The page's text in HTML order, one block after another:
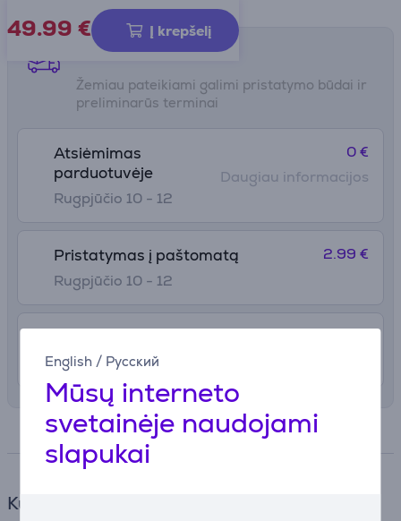
English / Русский
Mūsų interneto
svetainėje naudojami
slapukai
• Perdavimo dažnis – 1,8 GHz
49.99 € Į krepšelį
Pristatymo būdai
Žemiau pateikiami galimi pristatymo būdai ir
preliminarūs terminai
Atsiėmimas
parduotuvėje
Rugpjūčio 10 - 12
0 €
Daugiau informacijos
Pristatymas į paštomatą
Rugpjūčio 10 - 12
2.99 €
Rugpjūčio 10 - 12
Specifikacija
Kūdikių monitorius